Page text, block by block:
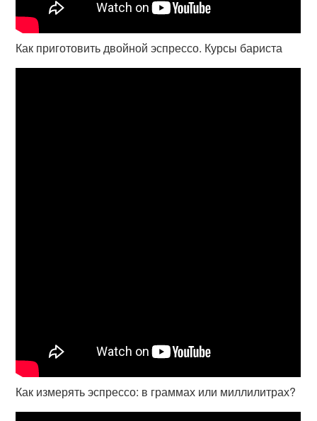
Как приготовить двойной эспрессо. Курсы бариста
Как измерять эспрессо: в граммах или миллилитрах?